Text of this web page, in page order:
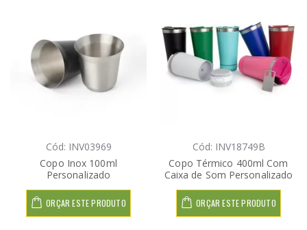
Cód: INV03969
Copo Inox 100ml
Personalizado
ORÇAR ESTE PRODUTO
Cód: INV18749B
Copo Térmico 400ml Com
Caixa de Som Personalizado
ORÇAR ESTE PRODUTO